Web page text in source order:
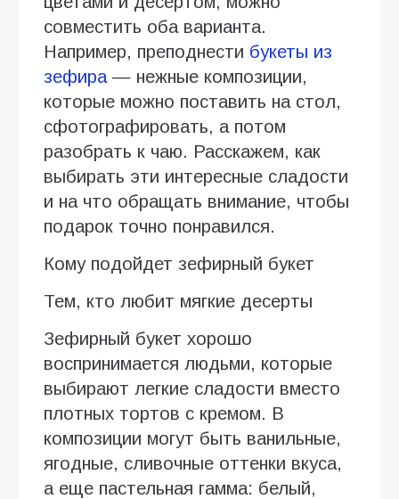
совместить оба варианта.
Например, преподнести букеты из
зефира— нежные композиции,
которые можно поставить на стол,
сфотографировать, а потом
разобрать к чаю. Расскажем, как
выбирать эти интересные сладости
и на что обращать внимание, чтобы
подарок точно понравился.
Кому подойдет зефирный букет
Тем, кто любит мягкие десерты
Зефирный букет хорошо
воспринимается людьми, которые
выбирают легкие сладости вместо
плотных тортов с кремом. В
композиции могут быть ванильные,
ягодные, сливочные оттенки вкуса,
а еще пастельная гамма: белый,